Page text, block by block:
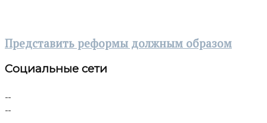
Представить реформы должным образом
Социальные сети